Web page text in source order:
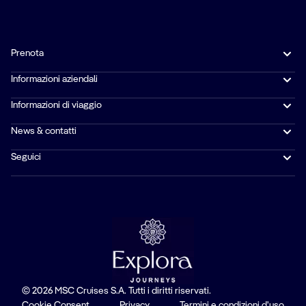
Prenota
Informazioni aziendali
Informazioni di viaggio
News & contatti
Seguici
© 2026 MSC Cruises S.A. Tutti i diritti riservati.